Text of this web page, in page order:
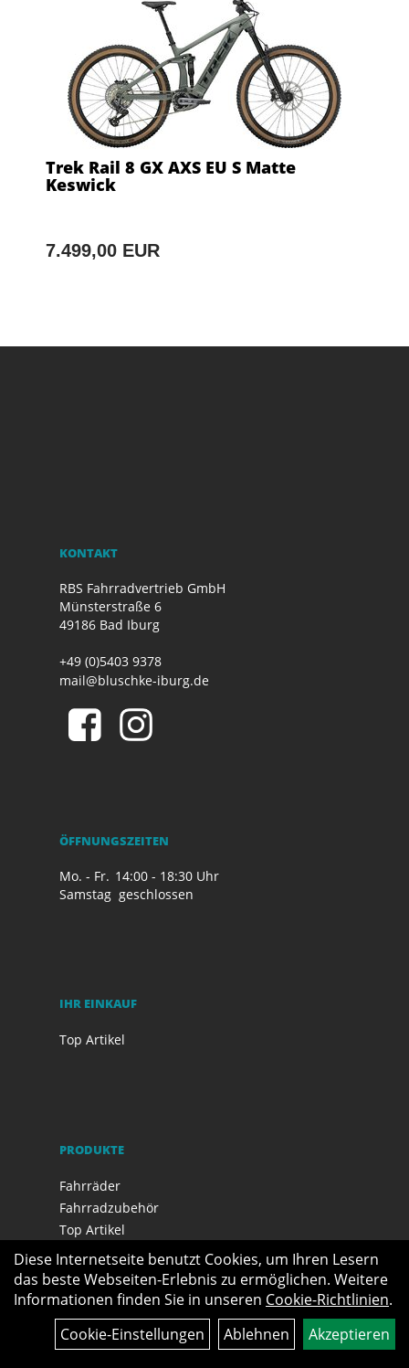
Trek Rail 8 GX AXS EU S Matte
Keswick
7.499,00 EUR
KONTAKT
RBS Fahrradvertrieb GmbH
Münsterstraße 6
49186 Bad Iburg
+49 (0)5403 9378
mail@bluschke-iburg.de
ÖFFNUNGSZEITEN
Mo. - Fr. 14:00 - 18:30 Uhr
Samstag geschlossen
IHR EINKAUF
Top Artikel
PRODUKTE
Fahrräder
Fahrradzubehör
Top Artikel
Neuheiten
Sale
Diese Internetseite benutzt Cookies, um Ihren Lesern
das beste Webseiten-Erlebnis zu ermöglichen. Weitere
Informationen finden Sie in unseren Cookie-Richtlinien.
Cookie-Einstellungen
Ablehnen Akzeptieren